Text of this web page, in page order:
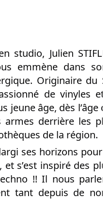
studio, Julien
emmène dans
Originaire du
de vinyles
jeune âge, dès l’âge
derrière les
de la région.
ses horizons pour
s’est inspiré des
!! Il nous
tant depuis de